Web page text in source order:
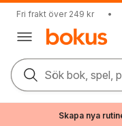
Fri frakt över 249 kr •
Sök bok, spel,
Skapa nya